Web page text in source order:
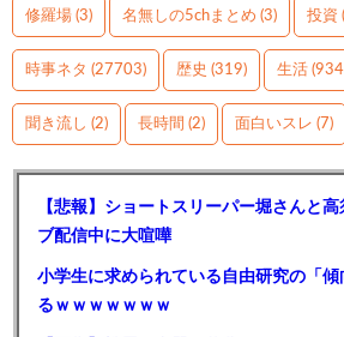
修羅場 (3) 名無しの5chまとめ (3) 投資
時事ネタ (27703) 歴史 (319) 生活
聞き流し (2) 長時間 (2) 面白いスレ (7)
【悲報】ショートスリーパー堀さんと
ブ配信中に大喧嘩
小学生に求められている自由研究の「
るｗｗｗｗｗｗｗ